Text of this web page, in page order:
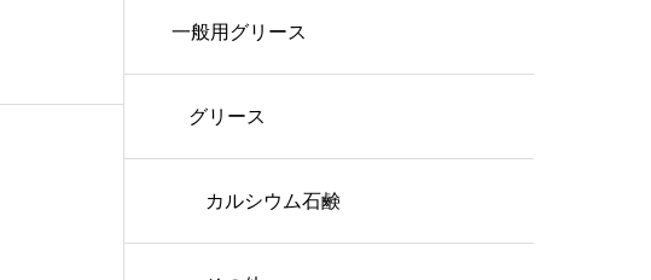
一般用グリース
グリース
カルシウム石鹸